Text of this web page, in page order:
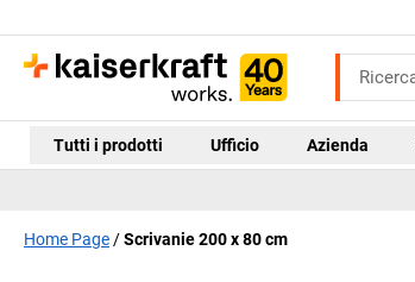
Tutti i prodotti Ufficio Azienda
Home Page Scrivanie 200 x 80 cm